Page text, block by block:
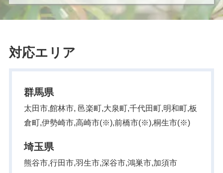
対応エリア
群馬県
太田市,館林市, 邑楽町,大泉町,千代田町,明和町,板
倉町,伊勢崎市,高崎市(※),前橋市(※),桐生市(※)
埼玉県
熊谷市,行田市,羽生市,深谷市,鴻巣市,加須市